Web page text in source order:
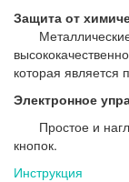
Защита от
Металлические
которая является
Электронное
Простое и
кнопок.
Инструкция